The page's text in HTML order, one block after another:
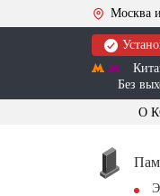
Москва
Без
О